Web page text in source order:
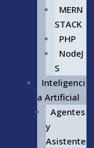
MERN
STACK
PHP
NodeJ
S
Inteligenci
a Artificial
Agentes
y
Asistente